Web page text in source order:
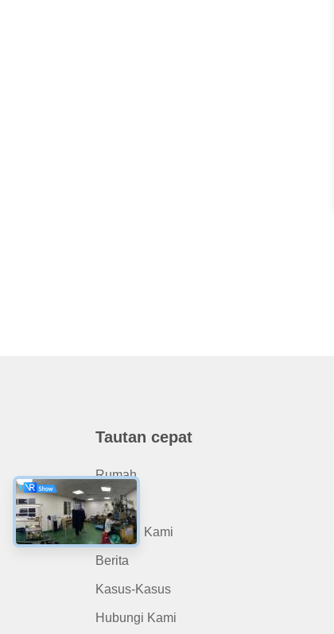
Tautan cepat
Rumah
Produk
Tentang Kami
Berita
Kasus-Kasus
Hubungi Kami